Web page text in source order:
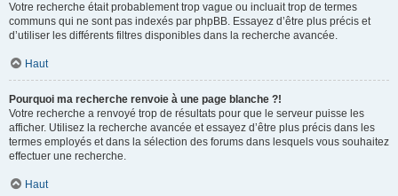
Votre recherche était probablement trop vague ou incluait trop de termes
communs qui ne sont pas indexés par phpBB. Essayez d’être plus précis et
d’utiliser les différents filtres disponibles dans la recherche avancée.
Haut
Pourquoi ma recherche renvoie à une page blanche ?!
Votre recherche a renvoyé trop de résultats pour que le serveur puisse les
afficher. Utilisez la recherche avancée et essayez d’être plus précis dans les
termes employés et dans la sélection des forums dans lesquels vous souhaitez
effectuer une recherche.
Haut